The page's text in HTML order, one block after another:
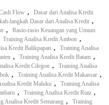
Flow ,
Dasar dari Analisa Kredit
langkah Dasar dari Analisa Kredit ,
,
Rasio-rasio Keuangan yang Umum
Training Analisa Kredit Ambon ,
Kredit Balikpapan ,
Training Analisa
, Training Analisa Kredit Batam ,
Kredit Cilegon ,
Training Analisa
, Training Analisa Kredit Makassar ,
Kredit Maluku ,
Training Analisa
, Training Analisa Kredit Riau ,
Analisa Kredit Semarang ,
Training